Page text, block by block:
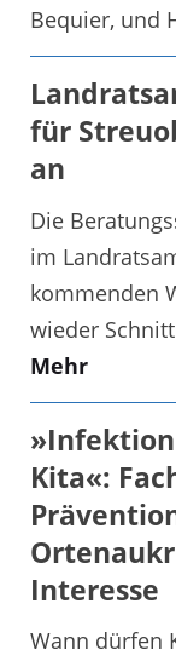
Bequier, und
für
an
Die
im
kommenden
wieder
Mehr
Kita«:
Interesse
Wann dürfen